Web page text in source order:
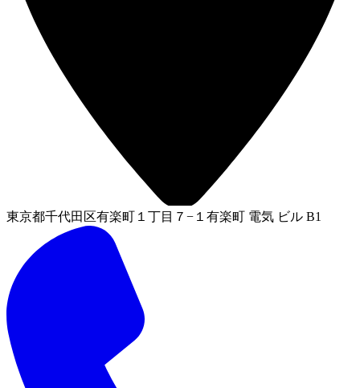
東京都千代田区有楽町１丁目７−１有楽町 電気 ビル B1